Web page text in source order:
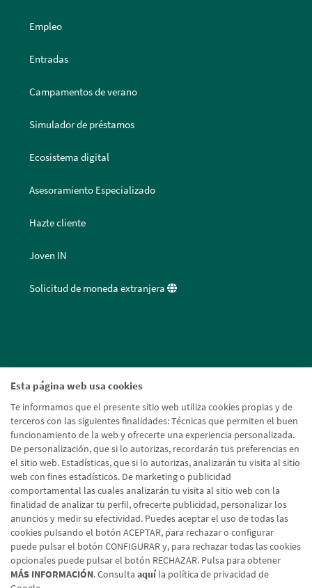
Esta página web usa cookies
Te informamos que el presente sitio web utiliza cookies propias y de
terceros con las siguientes finalidades: Técnicas que permiten el buen
funcionamiento de la web y ofrecerte una experiencia personalizada.
De personalización, que si lo autorizas, recordarán tus preferencias en
el sitio web. Estadísticas, que si lo autorizas, analizarán tu visita al sitio
web con fines estadísticos. De marketing o publicidad
comportamental las cuales analizarán tu visita al sitio web con la
finalidad de analizar tu perfil, ofrecerte publicidad, personalizar los
anuncios y medir su efectividad. Puedes aceptar el uso de todas las
cookies pulsando el botón ACEPTAR, para rechazar o configurar
puede pulsar el botón CONFIGURAR y, para rechazar todas las cookies
opcionales puede pulsar el botón RECHAZAR. Pulsa para obtener
MÁS INFORMACIÓN. Consulta aquíla política de privacidad de
Empleo
Entradas
Campamentos de verano
Simulador de préstamos
Ecosistema digital
Asesoramiento Especializado
Hazte cliente
Joven IN
Solicitud de moneda extranjera